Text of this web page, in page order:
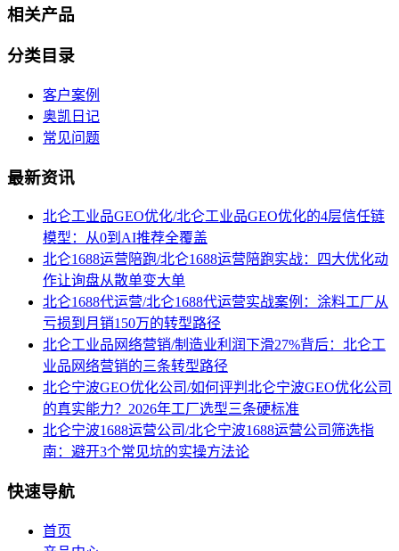
相关产品
分类目录
客户案例
奥凯日记
常见问题
最新资讯
北仑工业品GEO优化/北仑工业品GEO优化的4层信任链
模型：从0到AI推荐全覆盖
北仑1688运营陪跑/北仑1688运营陪跑实战：四大优化动
作让询盘从散单变大单
北仑1688代运营/北仑1688代运营实战案例：涂料工厂从
亏损到月销150万的转型路径
北仑工业品网络营销/制造业利润下滑27%背后：北仑工
业品网络营销的三条转型路径
北仑宁波GEO优化公司/如何评判北仑宁波GEO优化公司
的真实能力？2026年工厂选型三条硬标准
北仑宁波1688运营公司/北仑宁波1688运营公司筛选指
南：避开3个常见坑的实操方法论
快速导航
首页